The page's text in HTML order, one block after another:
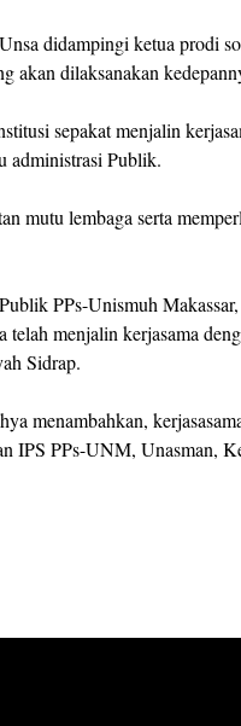
didampingi ketua prodi
akan dilaksanakan
sepakat menjalin
administrasi Publik.
mutu lembaga serta
PPs-Unismuh
telah menjalin kerjasama
Sidrap.
menambahkan,
IPS PPs-UNM, Unasman,